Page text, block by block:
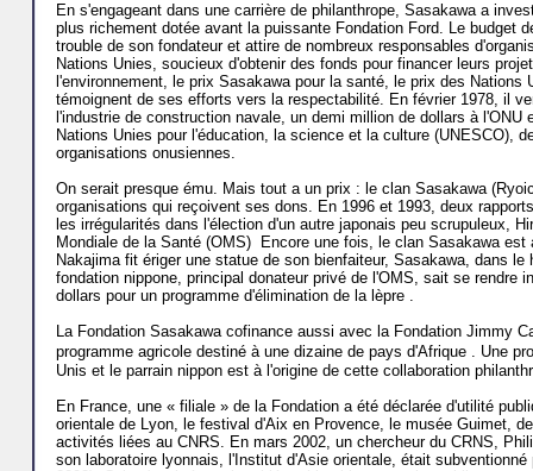
En s'engageant dans une carrière de philanthrope, Sasakawa a
plus richement dotée avant la puissante Fondation Ford. Le budget
trouble de son fondateur et attire de nombreux responsables
Nations Unies, soucieux d'obtenir des fonds pour financer leurs
l'environnement, le prix Sasakawa pour la santé, le prix des
témoignent de ses efforts vers la respectabilité. En février 1978, il
l'industrie de construction navale, un demi million de dollars à
Nations Unies pour l'éducation, la science et la culture (UNESCO),
organisations onusiennes.
On serait presque ému. Mais tout a un prix : le clan Sasakawa
organisations qui reçoivent ses dons. En 1996 et 1993, deux
les irrégularités dans l'élection d'un autre japonais peu scrupuleux,
Mondiale de la Santé (OMS) Encore une fois, le clan Sasakawa
Nakajima fit ériger une statue de son bienfaiteur, Sasakawa, dans
fondation nippone, principal donateur privé de l'OMS, sait se rendre
dollars pour un programme d'élimination de la lèpre .
La Fondation Sasakawa cofinance aussi avec la Fondation Jimmy
programme agricole destiné à une dizaine de pays d'Afrique . Une
Unis et le parrain nippon est à l'origine de cette collaboration
En France, une « filiale » de la Fondation a été déclarée d'utilité
orientale de Lyon, le festival d'Aix en Provence, le musée Guimet,
activités liées au CNRS. En mars 2002, un chercheur du CRNS,
son laboratoire lyonnais, l'Institut d'Asie orientale, était